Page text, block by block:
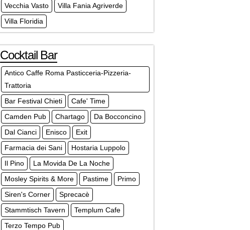
Vecchia Vasto
Villa Fania Agriverde
Villa Floridia
Cocktail Bar
Antico Caffe Roma Pasticceria-Pizzeria-
Trattoria
Bar Festival Chieti
Cafe' Time
Camden Pub
Chartago
Da Bocconcino
Dal Cianci
Enisco
Exit
Farmacia dei Sani
Hostaria Luppolo
Il Pino
La Movida De La Noche
Mosley Spirits & More
Pastime
Primo
Siren's Corner
Sprecacè
Stammtisch Tavern
Templum Cafe
Terzo Tempo Pub